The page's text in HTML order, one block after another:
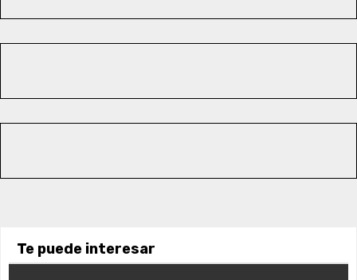
Te puede interesar